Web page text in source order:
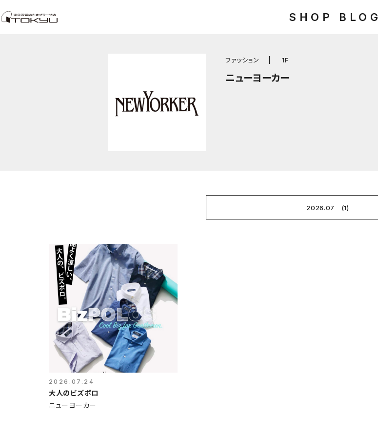
SHOP BLOG
ファッション 1F
ニューヨーカー
2026.07 (1)
2026.07.24
大人のビズポロ
ニューヨーカー